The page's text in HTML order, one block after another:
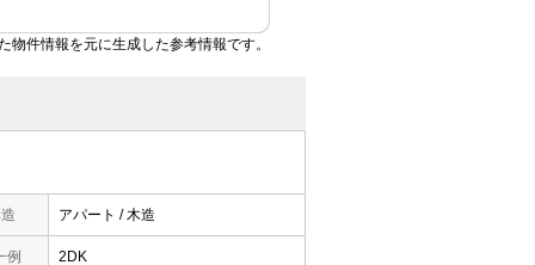
件情報を元に生成した参考情報です。
アパート / 木造
例 2DK